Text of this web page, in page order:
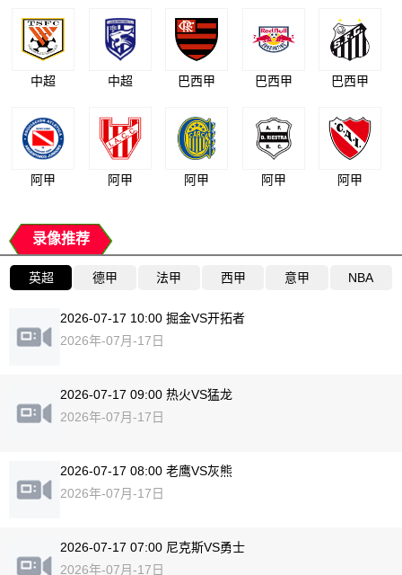
中超 中超 巴西甲 巴西甲 巴西甲
阿甲 阿甲 阿甲 阿甲 阿甲
录像推荐
英超 德甲 法甲 西甲 意甲 NBA
2026-07-17 10:00 掘金VS开拓者
2026年-07月-17日
2026-07-17 09:00 热火VS猛龙
2026年-07月-17日
2026-07-17 08:00 老鹰VS灰熊
2026年-07月-17日
2026-07-17 07:00 尼克斯VS勇士
2026年-07月-17日